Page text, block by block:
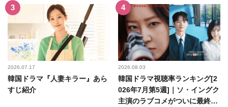
2026.07.17
韓国ドラマ『人妻キラー』あら
すじ紹介
2026.08.03
韓国ドラマ視聴率ランキング[2
026年7月第5週]｜ソ・イングク
主演のラブコメがついに最終